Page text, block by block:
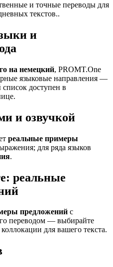
и точные переводы для
текстов..
и
на немецкий, PROMT.One
языковые направления —
доступен в
и озвучкой
реальные примеры
для ряда языков
.
реальные
предложений с
переводом — выбирайте
для вашего текста.